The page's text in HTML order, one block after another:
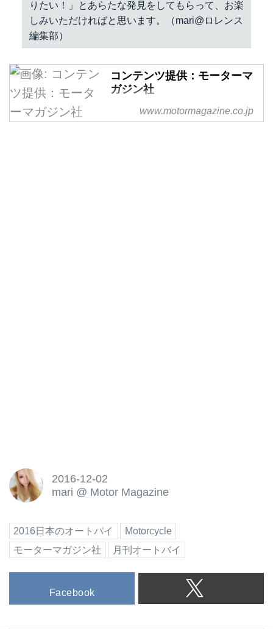
りたい！」とあらたな発見をしてもらって、お楽
しみいただければと思います。（mari@ロレンス
編集部）
コンテンツ提供：モーターマ
ガジン社
掲載元：オートバイ別冊付録
2016-2017 オール国産車アルバム
www.motormagazine.co.jp
2016-12-02
mari @ Motor Magazine
2016日本のオートバイ
Motorcycle
モーターマガジン社
月刊オートバイ
Facebook